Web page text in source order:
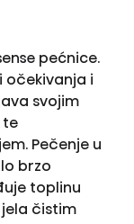
pećnice.
očekivanja i
svojim
te
Pečenje u
brzo
toplinu
čistim